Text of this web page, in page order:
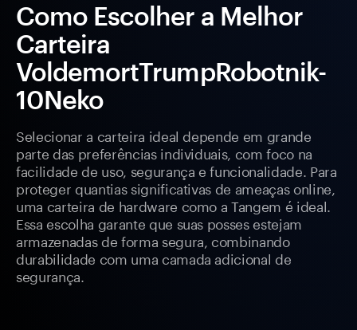
Como Escolher a Melhor
Carteira
VoldemortTrumpRobotnik-
10Neko
Selecionar a carteira ideal depende em grande
parte das preferências individuais, com foco na
facilidade de uso, segurança e funcionalidade. Para
proteger quantias significativas de ameaças online,
uma carteira de hardware como a Tangem é ideal.
Essa escolha garante que suas posses estejam
armazenadas de forma segura, combinando
durabilidade com uma camada adicional de
segurança.